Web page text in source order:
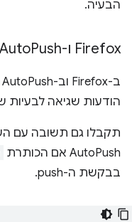
הבעיה.
Firefox ו-Mozilla Auto Push
הודעות שגיאה לבעיות
תקבלו גם תשובה עם
AutoPush אם הכותרת
בבקשת ה-push.